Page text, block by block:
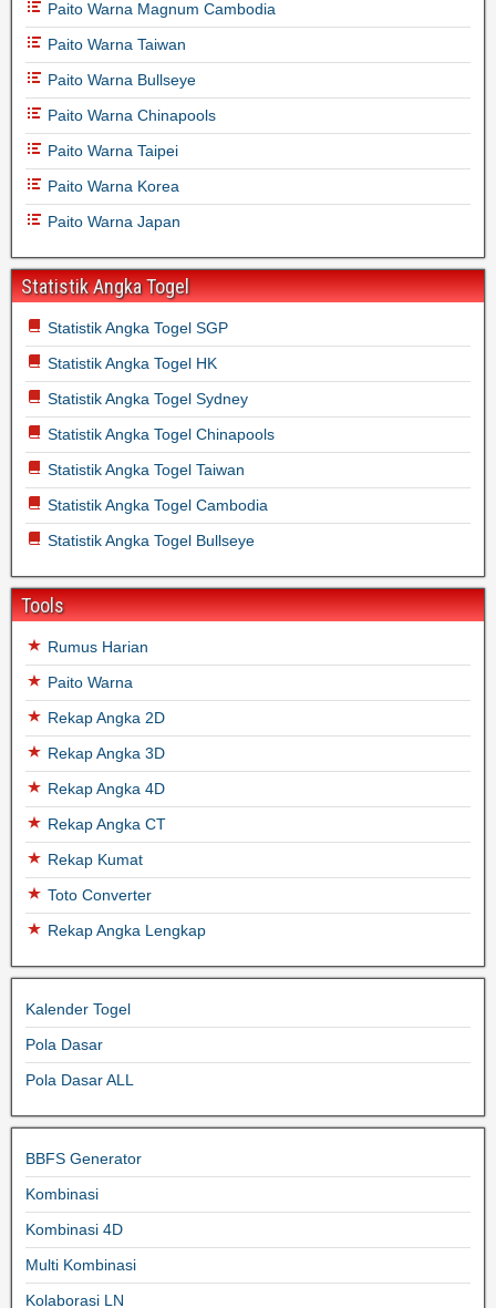
Paito Warna Magnum Cambodia
Paito Warna Taiwan
Paito Warna Bullseye
Paito Warna Chinapools
Paito Warna Taipei
Paito Warna Korea
Paito Warna Japan
Statistik Angka Togel
Statistik Angka Togel SGP
Statistik Angka Togel HK
Statistik Angka Togel Sydney
Statistik Angka Togel Chinapools
Statistik Angka Togel Taiwan
Statistik Angka Togel Cambodia
Statistik Angka Togel Bullseye
Tools
Rumus Harian
Paito Warna
Rekap Angka 2D
Rekap Angka 3D
Rekap Angka 4D
Rekap Angka CT
Rekap Kumat
Toto Converter
Rekap Angka Lengkap
Kalender Togel
Pola Dasar
Pola Dasar ALL
BBFS Generator
Kombinasi
Kombinasi 4D
Multi Kombinasi
Kolaborasi LN